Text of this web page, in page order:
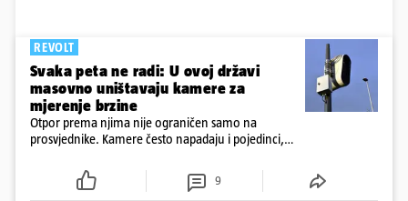
REVOLT
Svaka peta ne radi: U ovoj državi
masovno uništavaju kamere za
mjerenje brzine
Otpor prema njima nije ograničen samo na
prosvjednike. Kamere često napadaju i pojedinci,
9